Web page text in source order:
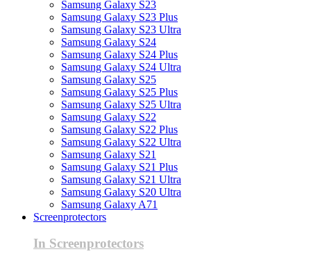
Samsung Galaxy S23
Samsung Galaxy S23 Plus
Samsung Galaxy S23 Ultra
Samsung Galaxy S24
Samsung Galaxy S24 Plus
Samsung Galaxy S24 Ultra
Samsung Galaxy S25
Samsung Galaxy S25 Plus
Samsung Galaxy S25 Ultra
Samsung Galaxy S22
Samsung Galaxy S22 Plus
Samsung Galaxy S22 Ultra
Samsung Galaxy S21
Samsung Galaxy S21 Plus
Samsung Galaxy S21 Ultra
Samsung Galaxy S20 Ultra
Samsung Galaxy A71
Screenprotectors
In Screenprotectors